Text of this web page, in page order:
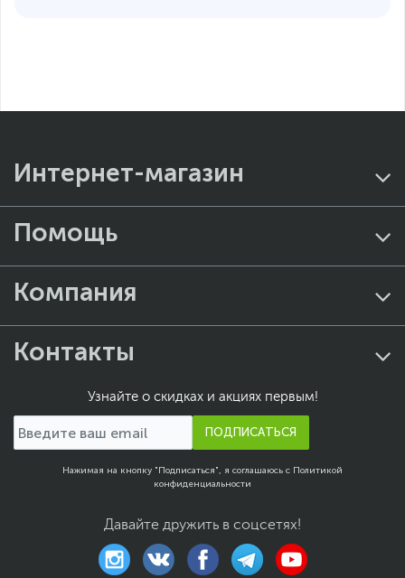
разработали технологию Flicker-Free,
функция фильтрации синего света, который
пользователем в экранном меню.
Интернет-магазин
Помощь
Компания
Контакты
Узнайте о скидках и акциях первым!
ПОДПИСАТЬСЯ
Нажимая на кнопку "Подписаться", я соглашаюсь с Политикой
конфиденциальности
Давайте дружить в соцсетях!